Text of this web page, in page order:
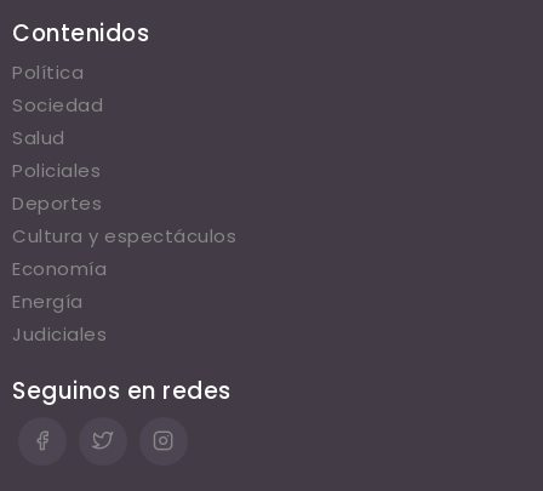
Contenidos
Política
Sociedad
Salud
Policiales
Deportes
Cultura y espectáculos
Economía
Energía
Judiciales
Seguinos en redes